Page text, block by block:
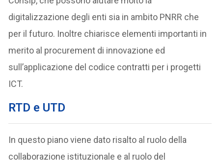
digitalizzazione degli enti sia in ambito PNRR che
per il futuro. Inoltre chiarisce elementi importanti in
merito al procurement di innovazione ed
sull’applicazione del codice contratti per i progetti
ICT.
RTD e UTD
In questo piano viene dato risalto al ruolo della
collaborazione istituzionale e al ruolo del